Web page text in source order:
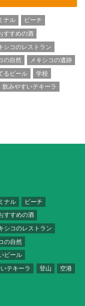
ナル
ビーチ
すすめの酒
シコのレストラン
の自然
メキシコの遺跡
るビール
学校
飲みやすいテキーラ
ナル
ビーチ
すすめの酒
シコのレストラン
の自然
ビール
テキーラ 登山
空港